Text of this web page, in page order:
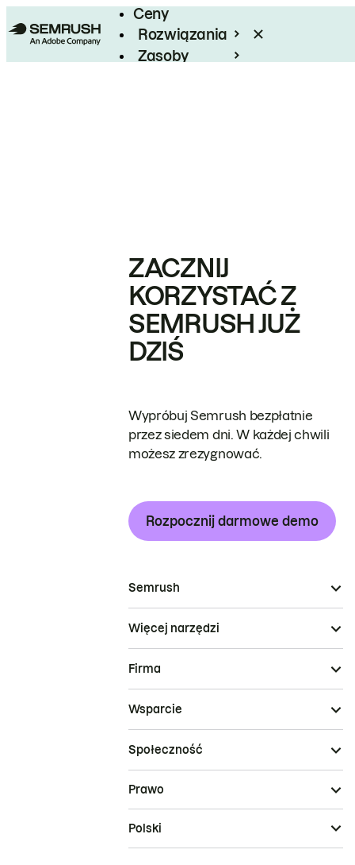
Ceny
Rozwiązania
Zasoby
ZACZNIJ
KORZYSTAĆ Z
SEMRUSH JUŻ
DZIŚ
Wypróbuj Semrush bezpłatnie
przez siedem dni. W każdej chwili
możesz zrezygnować.
Rozpocznij darmowe demo
Semrush
Więcej narzędzi
Firma
Wsparcie
Społeczność
Prawo
Polski